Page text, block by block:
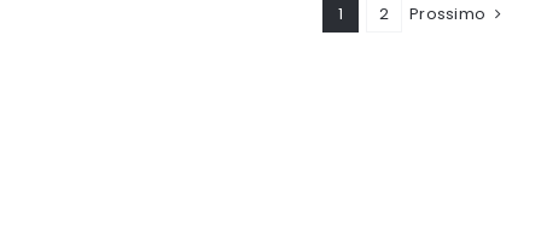
1 2 Prossimo